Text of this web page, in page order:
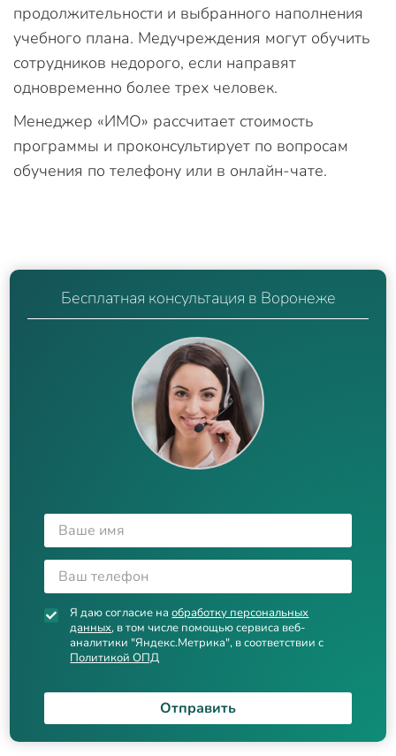
продолжительности и выбранного наполнения
учебного плана. Медучреждения могут обучить
сотрудников недорого, если направят
одновременно более трех человек.
Менеджер «ИМО» рассчитает стоимость
программы и проконсультирует по вопросам
обучения по телефону или в онлайн-чате.
Бесплатная консультация в Воронеже
Я даю согласие наобработку персональных
данных, в том числе помощью сервиса веб-
аналитики "Яндекс.Метрика", в соответствии с
Политикой ОПД
Отправить